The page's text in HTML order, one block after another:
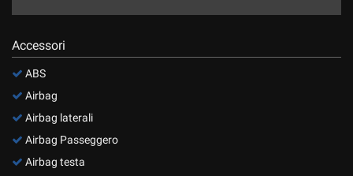
Accessori
ABS
Airbag
Airbag laterali
Airbag Passeggero
Airbag testa